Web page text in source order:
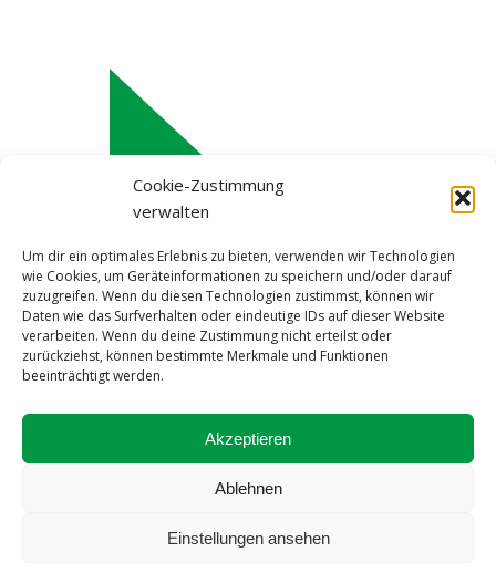
Cookie-Zustimmung
verwalten
Um dir ein optimales Erlebnis zu bieten, verwenden wir Technologien
wie Cookies, um Geräteinformationen zu speichern und/oder darauf
zuzugreifen. Wenn du diesen Technologien zustimmst, können wir
Daten wie das Surfverhalten oder eindeutige IDs auf dieser Website
verarbeiten. Wenn du deine Zustimmung nicht erteilst oder
zurückziehst, können bestimmte Merkmale und Funktionen
beeinträchtigt werden.
Akzeptieren
Ablehnen
Einstellungen ansehen
Impressum